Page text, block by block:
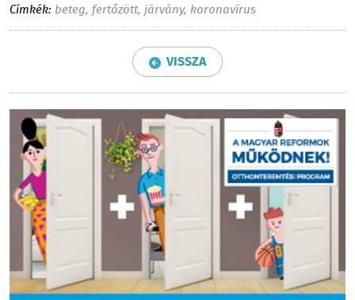
Címkék: beteg,fertőzött,járvány, koronavírus
VISSZA